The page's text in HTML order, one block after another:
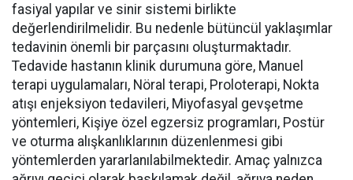
fasiyal yapılar ve sinir sistemi birlikte
değerlendirilmelidir. Bu nedenle bütüncül yaklaşımlar
tedavinin önemli bir parçasını oluşturmaktadır.
Tedavide hastanın klinik durumuna göre, Manuel
terapi uygulamaları, Nöral terapi, Proloterapi, Nokta
atışı enjeksiyon tedavileri, Miyofasyal gevşetme
yöntemleri, Kişiye özel egzersiz programları, Postür
ve oturma alışkanlıklarının düzenlenmesi gibi
yöntemlerden yararlanılabilmektedir. Amaç yalnızca